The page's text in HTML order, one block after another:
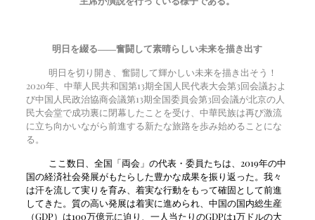
明日を綴る――奮闘して素晴らしい未来を描き出す
明日を切り開き、奮闘して輝かしい未来を描き出そう！
2020年、中華人民共和国第13期全国人民代表大会第3回会議およ
び中国人民政治協商会議第13期全国委員会第3回会議が北京の人
民大会堂で成功裏に閉幕したことを受け、中華民族は再び激流
に立ち向かいながら前進する新たな旅路を歩み始めることにな
る。
ここ数日、全国「両会」の代表・委員たちは、2019年の中
国の経済社会発展がもたらした豊かな成果を振り返った。我々
は汗を流して実りを育み、着実な行動をもって確固として前進
してきた。質の高い発展は着実に進められ、中国の国内総生産
（GDP）は100万億元に迫り、一人当たりのGDPは1万ドルの大